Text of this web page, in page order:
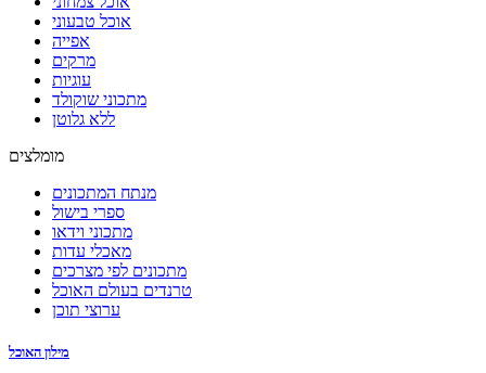
אוכל טבעוני
אפייה
מרקים
עוגיות
מתכוני שוקולד
ללא גלוטן
מומלצים
מנתח המתכונים
ספרי בישול
מתכוני וידאו
מאכלי עדות
מתכונים לפי מצרכים
טרנדים בעולם האוכל
ערוצי תוכן
מילון האוכל